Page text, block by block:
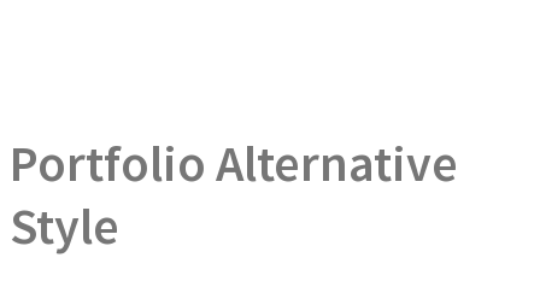
Portfolio Alternative
Style